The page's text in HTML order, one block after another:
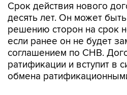
Срок действия нового
десять лет. Он может
решению сторон на срок
если ранее он не будет
соглашением по СНВ.
ратификации и вступит в
обмена